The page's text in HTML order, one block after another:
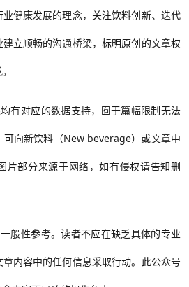
健康发展的理念，关注饮料创新、迭代
立顺畅的沟通桥梁，标明原创的文章权
有对应的数据支持，囿于篇幅限制无法
可向新饮料（New beverage）或文章中
片部分来源于网络，如有侵权请告知删
般性参考。读者不应在缺乏具体的专业
内容中的任何信息采取行动。此公众号